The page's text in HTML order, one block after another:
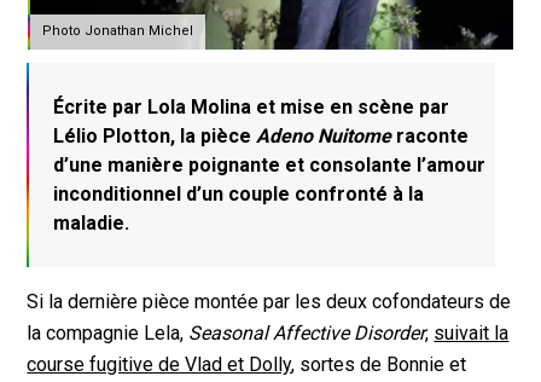
Photo Jonathan Michel
Écrite par Lola Molina et mise en scène par
Lélio Plotton, la pièceAdeno Nuitomeraconte
d’une manière poignante et consolante l’amour
inconditionnel d’un couple confronté à la
maladie.
Si la dernière pièce montée par les deux cofondateurs de
la compagnie Lela, Seasonal Affective Disorder, suivait la
course fugitive de Vlad et Dolly, sortes de Bonnie et